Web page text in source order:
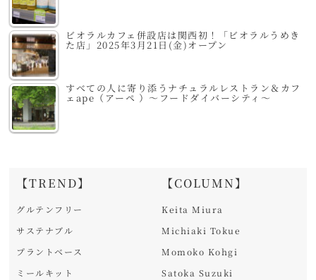
ビオラルカフェ併設店は関西初！「ビオラルうめき
た店」2025年3月21日(金)オープン
すべての人に寄り添うナチュラルレストラン＆カフ
ェape（アーペ ）～フードダイバーシティ～
【TREND】
グルテンフリー
サステナブル
プラントベース
ミールキット
【COLUMN】
Keita Miura
Michiaki Tokue
Momoko Kohgi
Satoka Suzuki